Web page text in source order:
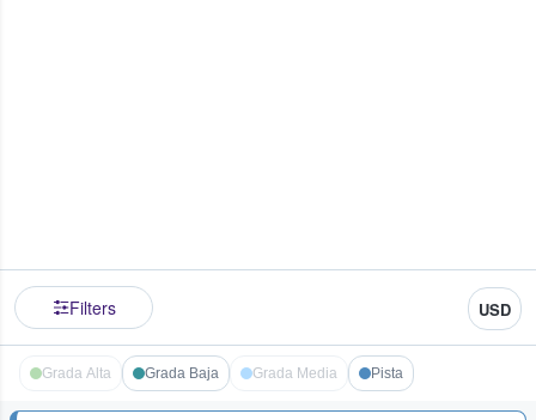
Filters USD
Grada Alta Grada Baja Grada Media Pista